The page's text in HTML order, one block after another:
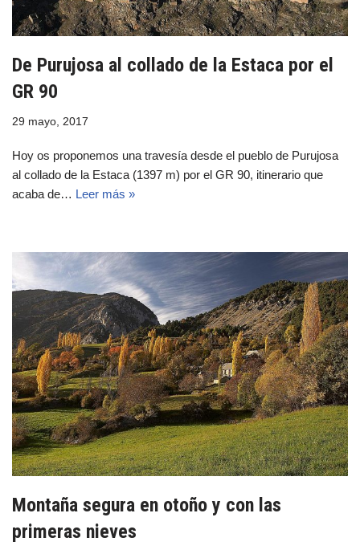
De Purujosa al collado de la Estaca por el
GR 90
29 mayo, 2017
Hoy os proponemos una travesía desde el pueblo de Purujosa
al collado de la Estaca (1397 m) por el GR 90, itinerario que
acaba de… Leer más »
Montaña segura en otoño y con las
primeras nieves